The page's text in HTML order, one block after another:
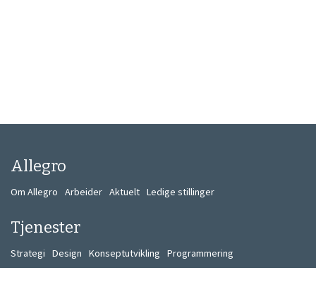
Allegro
Om Allegro Arbeider Aktuelt Ledige stillinger
Tjenester
Strategi Design Konseptutvikling Programmering